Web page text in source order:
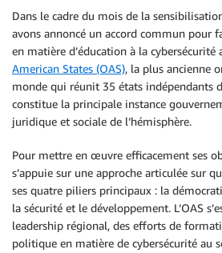
Dans le cadre du mois de la
avons annoncé un accord commun pour
en matière d’éducation à la cybersécurité
American States (OAS), la plus ancienne
monde qui réunit 35 états indépendants
constitue la principale instance
juridique et sociale de l’hémisphère.
Pour mettre en œuvre efficacement ses
s’appuie sur une approche articulée sur
ses quatre piliers principaux : la
la sécurité et le développement. L’OAS
leadership régional, des efforts de
politique en matière de cybersécurité au